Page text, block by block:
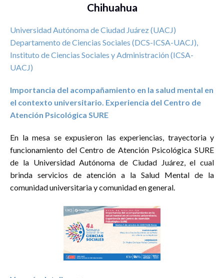
Ponencia
Poster
Presentación de libro
Presentación de revista
4
Seminario
7
Video-debate
5
Chihuahua
Universidad Autónoma de Ciudad Juárez (UACJ)
Departamento de Ciencias Sociales (DCS-ICSA-UACJ),
Instituto de Ciencias Sociales y Administración (ICSA-
UACJ)
Importancia del acompañamiento en la salud mental en
el contexto universitario. Experiencia del Centro de
Atención Psicológica SURE
En la mesa se expusieron las experiencias, trayectoria y
funcionamiento del Centro de Atención Psicológica SURE
de la Universidad Autónoma de Ciudad Juárez, el cual
brinda servicios de atención a la Salud Mental de la
comunidad universitaria y comunidad en general.